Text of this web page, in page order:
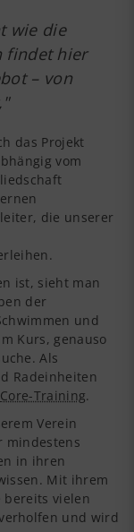
wie die
findet hier
– von
das Projekt
vom
die unserer
ist, sieht man
der
und
Kurs, genauso
Als
Radeinheiten
Core-Training.
Verein
mindestens
in ihren
Mit ihrem
bereits vielen
und wird